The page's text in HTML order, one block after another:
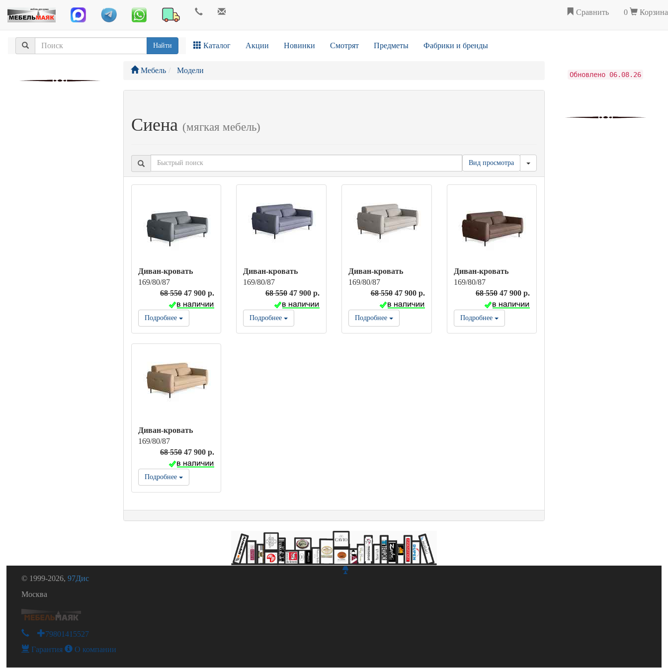
Сравнить 0 Корзина
Найти Каталог Акции Новинки Смотрят Предметы Фабрики и бренды
Мебель Модели
Сиена (мягкая мебель)
Вид просмотра
Диван-кровать
169/80/87
68 55047 900 р.
Подробнее
Диван-кровать
169/80/87
68 55047 900 р.
Подробнее
Диван-кровать
169/80/87
68 55047 900 р.
Подробнее
Диван-кровать
169/80/87
68 550 47 900 р.
Подробнее
Диван-кровать
169/80/87
68 55047 900 р.
Подробнее
Обновлено 06.08.26
© 1999-2026,97Дис
Москва
+79801415527
Гарантия О компании